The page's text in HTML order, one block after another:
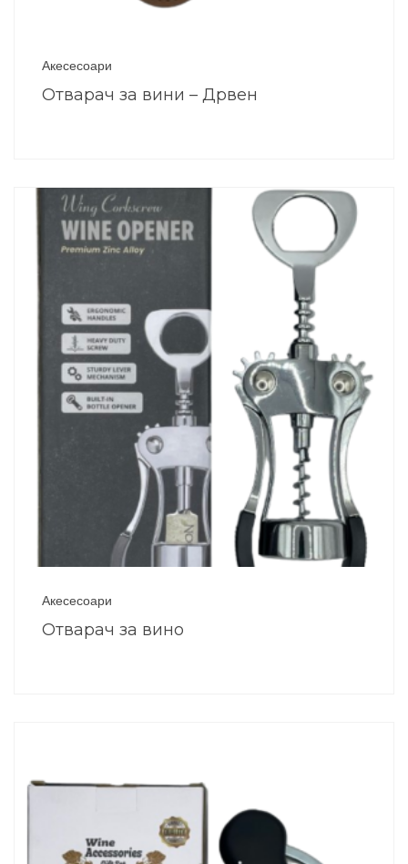
Акесесоари
Отварач за вини – Дрвен
Акесесоари
Отварач за вино